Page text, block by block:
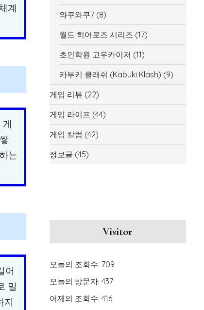
계
는
어
밀
지
와쿠와쿠7(8)
월드 히어로즈 시리즈 (17)
초인학원 고우카이저 (11)
카부키 클래쉬 (Kabuki Klash) (9)
게임 리뷰 (22)
게임 라이프 (44)
게임 칼럼 (42)
정보글 (45)
Visitor
오늘의 조회수: 709
오늘의 방문자: 437
어제의 조회수: 416